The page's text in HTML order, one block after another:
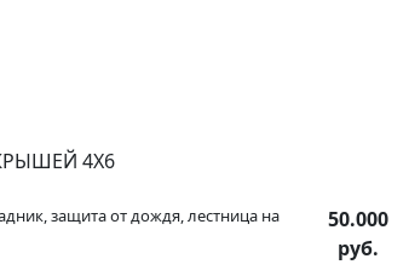
4Х6
защита от дождя, лестница на
50.000
руб.